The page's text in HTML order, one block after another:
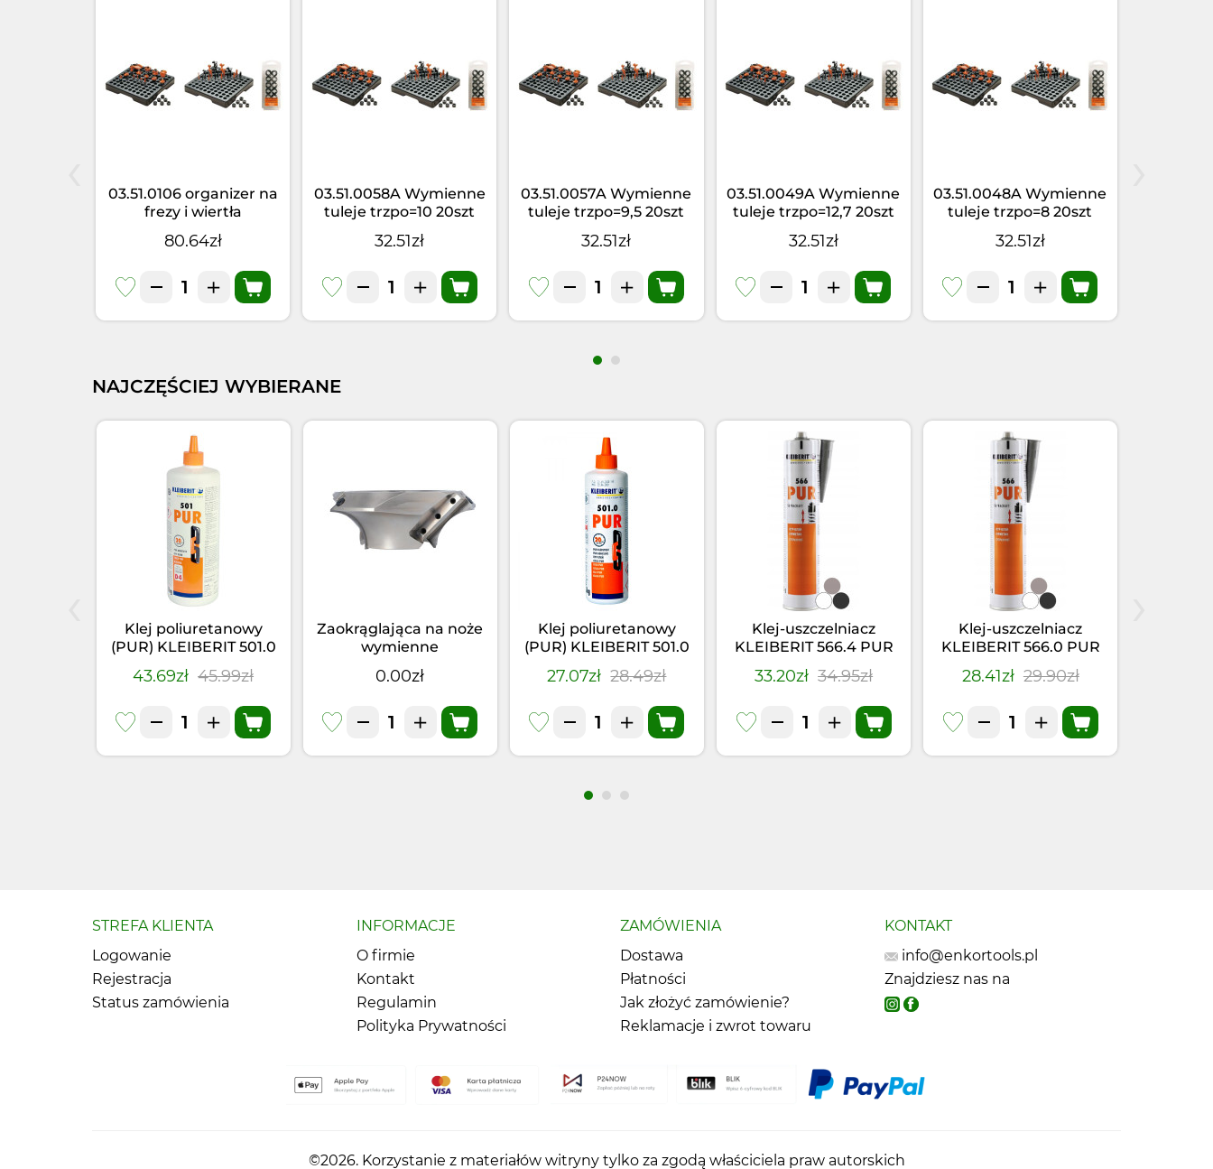
03.51.0106 organizer na
frezy i wiertła
80.64zł
03.51.0058A Wymienne
tuleje trzpo=10 20szt
32.51zł
03.51.0057A Wymienne
tuleje trzpo=9,5 20szt
32.51zł
03.51.0049A Wymienne
tuleje trzpo=12,7 20szt
32.51zł
03.51.0048A Wymienne
tuleje trzpo=8 20szt
32.51zł
NAJCZĘŚCIEJ WYBIERANE
Klej poliuretanowy
(PUR) KLEIBERIT 501.0
(1kg)
43.69zł 45.99zł
Zaokrąglająca na noże
wymienne
0.00zł
Klej poliuretanowy
(PUR) KLEIBERIT 501.0
(0,5kg)
27.07zł 28.49zł
Klej-uszczelniacz
KLEIBERIT 566.4 PUR
Czarny (0,355kg)
33.20zł 34.95zł
Klej-uszczelniacz
KLEIBERIT 566.0 PUR
Szary (0,355kg)
28.41zł 29.90zł
STREFA KLIENTA
Logowanie
Rejestracja
Status zamówienia
INFORMACJE
O firmie
Kontakt
Regulamin
Polityka Prywatności
ZAMÓWIENIA
Dostawa
Płatności
Jak złożyć zamówienie?
Reklamacje i zwrot towaru
KONTAKT
info@enkortools.pl
Znajdziesz nas na
©2026. Korzystanie z materiałów witryny tylko za zgodą właściciela praw autorskich